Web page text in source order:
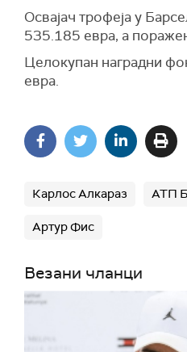
Освајач трофеја у
535.185 евра, а
Целокупан наградни
евра.
Карлос Алкараз АТП
Артур Фис
Везани чланци